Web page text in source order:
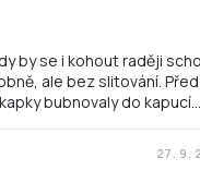
by se i kohout raději
ale bez slitování. Před
bubnovaly do kapucí…
27. 9.